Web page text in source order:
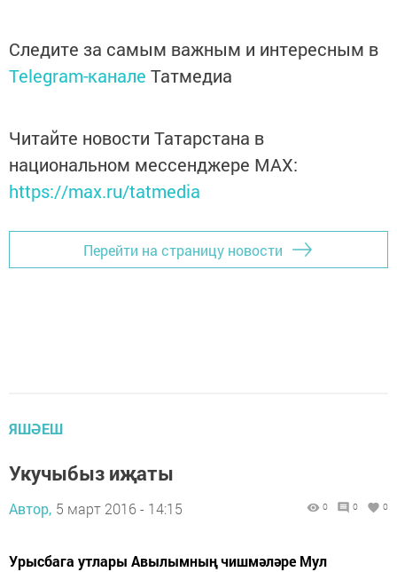
Следите за самым важным и интересным в
Telegram-канале Татмедиа
Читайте новости Татарстана в
национальном мессенджере MАХ:
https://max.ru/tatmedia
Перейти на страницу новости
ЯШӘЕШ
Укучыбыз иҗаты
Автор, 5 март 2016 - 14:15 0 0 0
Урысбага утлары Авылымның чишмәләре Мул